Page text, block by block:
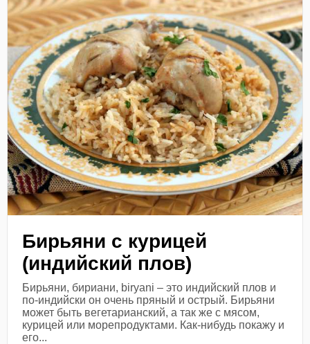
Бирьяни с курицей
(индийский плов)
Бирьяни, бириани, biryani – это индийский плов и
по-индийски он очень пряный и острый. Бирьяни
может быть вегетарианский, а так же с мясом,
курицей или морепродуктами. Как-нибудь покажу и
его...